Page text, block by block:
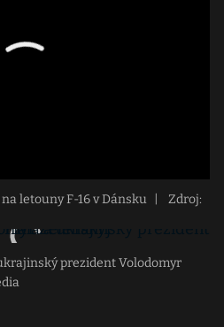
letouny F-16 v Dánsku
Zdroj:
prezident Volodomyr